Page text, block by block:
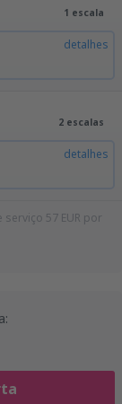
1 escala
detalhes
2 escalas
detalhes
serviço 57 EUR por